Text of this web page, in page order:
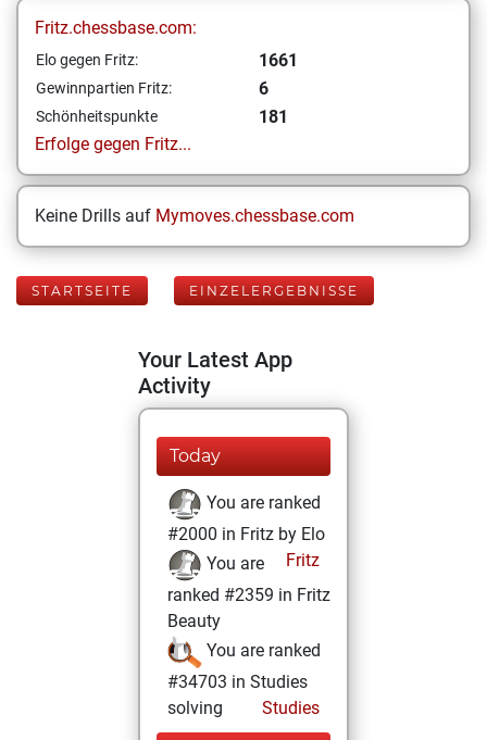
Fritz.chessbase.com:
Elo gegen Fritz: 1661
Gewinnpartien Fritz: 6
Schönheitspunkte
181
Erfolge gegen Fritz...
Keine Drills auf Mymoves.chessbase.com
STARTSEITE EINZELERGEBNISSE
Your Latest App
Activity
Today
You are ranked
#2000 in Fritz by Elo
Fritz
You are
ranked #2359 in Fritz
Beauty
You are ranked
#34703 in Studies
solving
Studies